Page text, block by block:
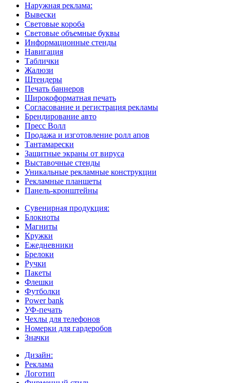
Наружная реклама:
Вывески
Световые короба
Световые объемные буквы
Информационные стенды
Навигация
Таблички
Жалюзи
Штендеры
Печать баннеров
Широкоформатная печать
Согласование и регистрация рекламы
Брендирование авто
Пресс Волл
Продажа и изготовление ролл апов
Тантамарески
Защитные экраны от вируса
Выставочные стенды
Уникальные рекламные конструкции
Рекламные планшеты
Панель-кронштейны
Сувенирная продукция:
Блокноты
Магниты
Кружки
Ежедневники
Брелоки
Ручки
Пакеты
Флешки
Футболки
Power bank
УФ-печать
Чехлы для телефонов
Номерки для гардеробов
Значки
Дизайн:
Реклама
Логотип